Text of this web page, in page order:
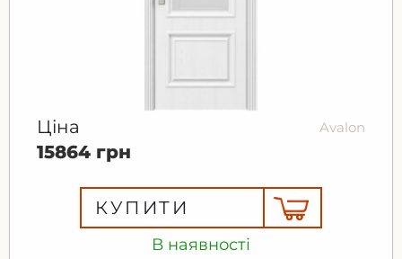
В наявності
Ціна Avalon
15864 грн
КУПИТИ